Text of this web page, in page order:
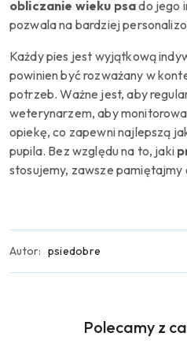
obliczanie wieku psado jego
pozwala na bardziej
Każdy pies jest wyjątkową
powinien być rozważany w
potrzeb. Ważne jest, aby
weterynarzem, aby
opiekę, co zapewni najlepszą
pupila. Bez względu na to, jaki
stosujemy, zawsze pamiętajmy
Autor: psiedobre
Pomiń karuzelę
Produkty
Polecamy z